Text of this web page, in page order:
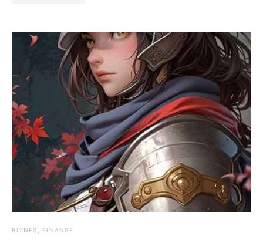
BIZNES, FINANSE